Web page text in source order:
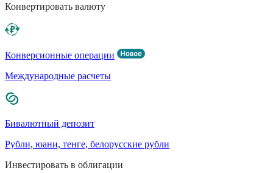
Конвертировать валюту
Конверсионные операции
Международные расчеты
Бивалютный депозит
Рубли, юани, тенге, белорусские рубли
Инвестировать в облигации